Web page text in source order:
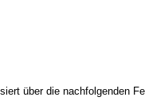
über die nachfolgenden